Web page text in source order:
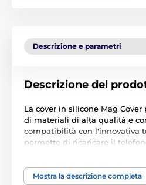
Descrizione e parametri
Descrizione del
La cover in silicone Mag Cover
di materiali di alta qualità e
compatibilità con l'innovativa
permette di ricaricare il
integrati fisseranno
Mostra la descrizione completa